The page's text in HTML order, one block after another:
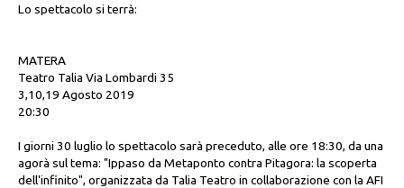
Lo spettacolo si terrà:
MATERA
Teatro Talia Via Lombardi 35
3,10,19 Agosto 2019
20:30
I giorni 30 luglio lo spettacolo sarà preceduto, alle ore 18:30, da una
agorà sul tema: "Ippaso da Metaponto contra Pitagora: la scoperta
dell'infinito", organizzata da Talia Teatro in collaborazione con la AFI